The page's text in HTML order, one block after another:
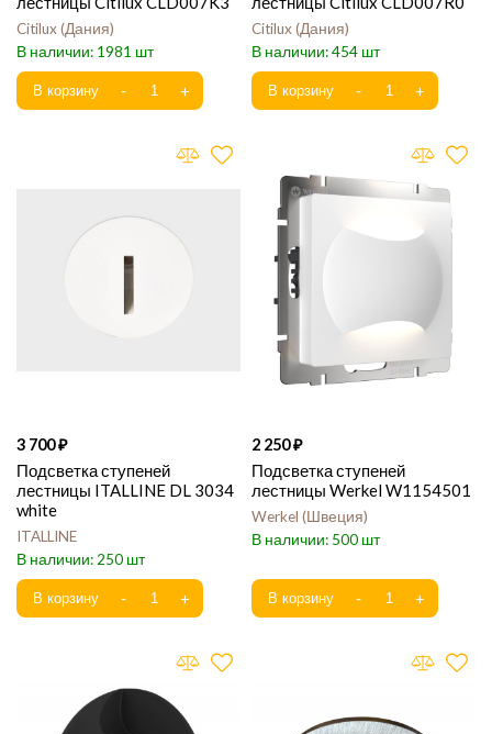
Citilux Дания
1981
Citilux Дания
454
3 700
Подсветка ступеней
лестницы ITALLINE DL 3034
white
ITALLINE
250
2 250
Подсветка ступеней
лестницы Werkel W1154501
Werkel Швеция
500